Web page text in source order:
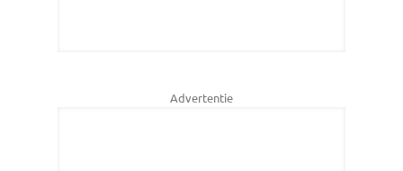
Advertentie